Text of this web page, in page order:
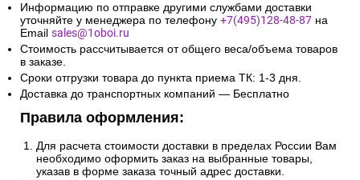
Информацию по отправке другими службами доставки
уточняйте у менеджера по телефону +7(495)128-48-87 на
Email sales@1oboi.ru
Стоимость рассчитывается от общего веса/объема товаров
в заказе.
Сроки отгрузки товара до пункта приема ТК: 1-3 дня.
Доставка до транспортных компаний — Бесплатно
Правила оформления:
Для расчета стоимости доставки в пределах России Вам
необходимо оформить заказ на выбранные товары,
указав в форме заказа точный адрес доставки.